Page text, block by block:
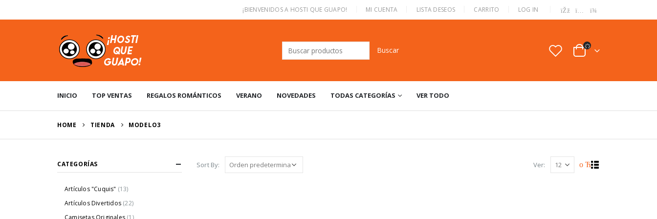
¡BIENVENIDOS A HOSTI QUE GUAPO! MI CUENTA LISTA DESEOS CARRITO LOG IN
Buscar:
INICIO TOP VENTAS REGALOS ROMÁNTICOS VERANO NOVEDADES TODAS CATEGORÍAS VER TODO
HOME TIENDA MODELO3
Sort By: Ver:
CATEGORÍAS
Artículos "Cuquis" (13)
Artículos Divertidos (22)
Camisetas Originales (1)